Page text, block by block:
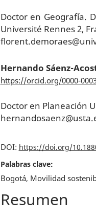
Doctor en Geografía.
Université Rennes 2,
Hernando Sáenz-
https://orcid.org/0000-
Doctor en Planeación
DOI: https://doi.org/
Palabras clave:
Bogotá, Movilidad
Resumen